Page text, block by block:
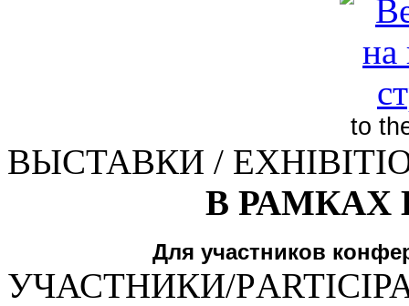
to
ВЫСТАВКИ /
В РАМКАХ
Для участников
УЧАСТНИКИ/